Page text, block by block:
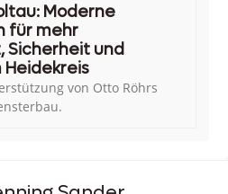
Moderne
für mehr
Sicherheit und
Heidekreis
von Otto Röhrs